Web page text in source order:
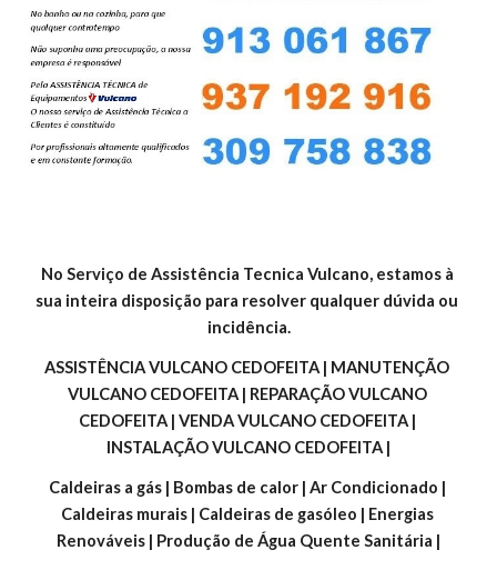
No Serviço de Assistência Tecnica Vulcano, estamos à
sua inteira disposição para resolver qualquer dúvida ou
incidência.
ASSISTÊNCIA VULCANO CEDOFEITA | MANUTENÇÃO
VULCANO CEDOFEITA | REPARAÇÃO VULCANO
CEDOFEITA | VENDA VULCANO CEDOFEITA |
INSTALAÇÃO VULCANO CEDOFEITA |
Caldeiras a gás | Bombas de calor | Ar Condicionado |
Caldeiras murais | Caldeiras de gasóleo | Energias
Renováveis | Produção de Água Quente Sanitária |